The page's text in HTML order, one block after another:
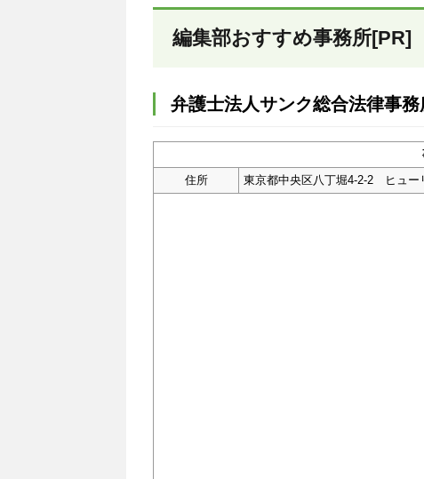
編集部おすすめ事務所[PR]
弁護士法人サンク総合法律事務
住所
東京都中央区八丁堀4-2-2 ヒュー